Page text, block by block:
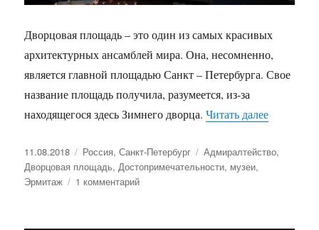
Дворцовая площадь – это один из самых красивых
архитектурных ансамблей мира. Она, несомненно,
является главной площадью Санкт – Петербурга. Свое
название площадь получила, разумеется, из-за
находящегося здесь Зимнего дворца.Читать далее
Опубликовано
11.08.2018 Рубрики
Россия,Санкт-Петербург Метки
Адмиралтейство,
Дворцовая площадь, Достопримечательности, музеи,
Эрмитаж
1 комментарий
площадь